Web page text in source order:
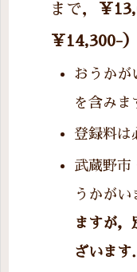
まで，
￥
￥14,300-）
おうかが
を含みま
登録料は
武蔵野市
うかがい
ますが，
ざいます